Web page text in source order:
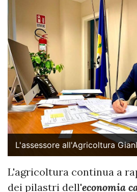
L'assessore all'Agricoltura
L'agricoltura continua a
dei pilastri dell'economia